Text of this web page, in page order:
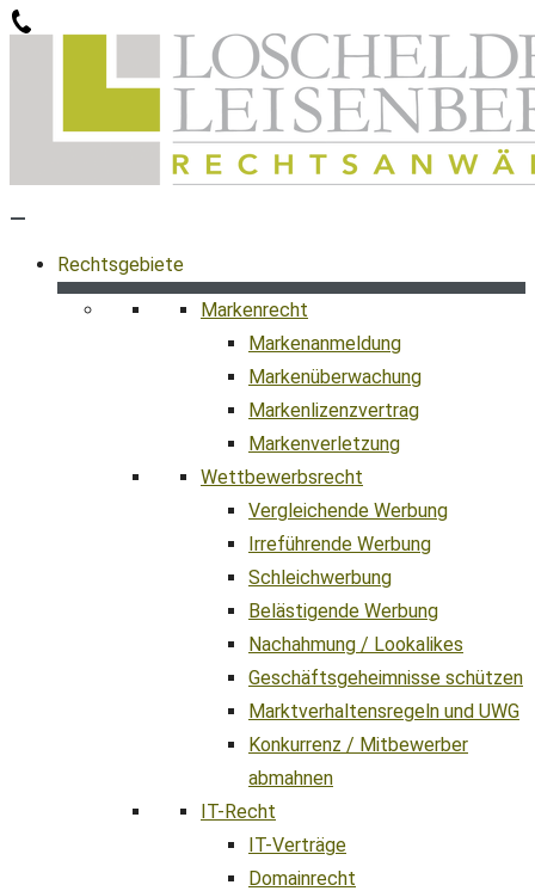
Zum
Rechtsgebiete
Markenrecht
Markenanmeldung
Markenüberwachung
Markenlizenzvertrag
Markenverletzung
Wettbewerbsrecht
Vergleichende Werbung
Irreführende Werbung
Schleichwerbung
Belästigende Werbung
Nachahmung / Lookalikes
Geschäftsgeheimnisse schützen
Marktverhaltensregeln und UWG
Konkurrenz / Mitbewerber
abmahnen
IT-Recht
IT-Verträge
Domainrecht